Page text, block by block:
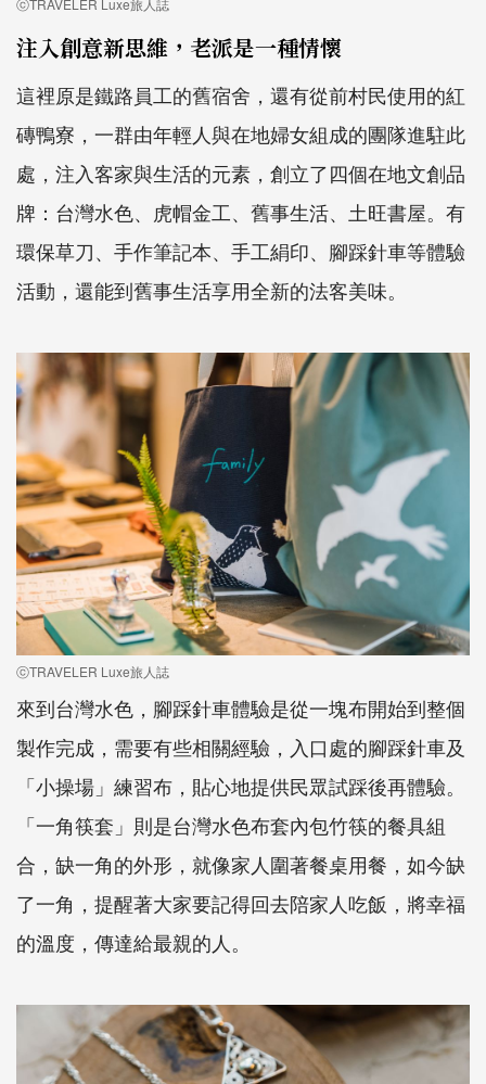
ⓒTRAVELER Luxe旅人誌
注入創意新思維，老派是一種情懷
這裡原是鐵路員工的舊宿舍，還有從前村民使用的紅
磚鴨寮，一群由年輕人與在地婦女組成的團隊進駐此
處，注入客家與生活的元素，創立了四個在地文創品
牌：台灣水色、虎帽金工、舊事生活、土旺書屋。有
環保草刀、手作筆記本、手工絹印、腳踩針車等體驗
活動，還能到舊事生活享用全新的法客美味。
ⓒTRAVELER Luxe旅人誌
來到台灣水色，腳踩針車體驗是從一塊布開始到整個
製作完成，需要有些相關經驗，入口處的腳踩針車及
「小操場」練習布，貼心地提供民眾試踩後再體驗。
「一角筷套」則是台灣水色布套內包竹筷的餐具組
合，缺一角的外形，就像家人圍著餐桌用餐，如今缺
了一角，提醒著大家要記得回去陪家人吃飯，將幸福
的溫度，傳達給最親的人。